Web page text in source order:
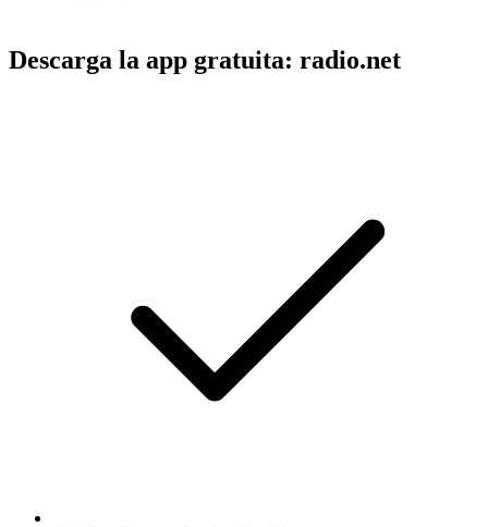
Descarga la app gratuita: radio.net